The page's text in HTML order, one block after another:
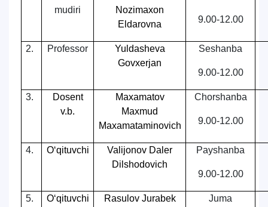
mudiri
Nozimaxon
Eldarovna
9.00-12.00
2. Professor
Yuldasheva
Govxerjan
Seshanba
9.00-12.00
3.
Dosent
v.b.
Maxamatov
Maxmud
Maxamataminovich
Chorshanba
9.00-12.00
4. O‘qituvchi
Valijonov Daler
Dilshodovich
Payshanba
9.00-12.00
5. O‘qituvchi
Rasulov Jurabek
Juma